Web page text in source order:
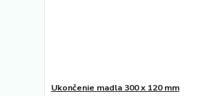
Ukončenie madla 300 x 120 mm